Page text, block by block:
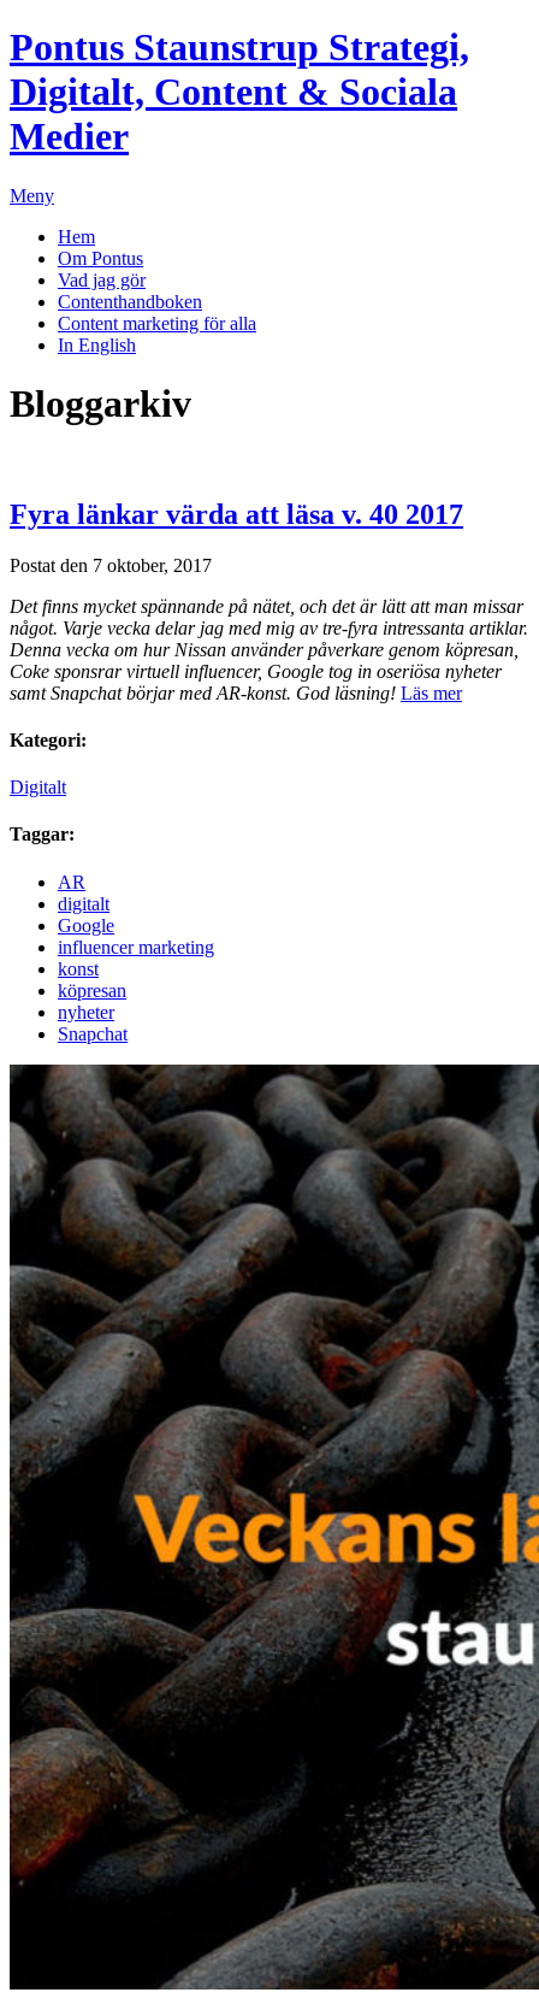
Pontus Staunstrup Strategi,
Digitalt, Content & Sociala
Medier
Meny
Hem
Om Pontus
Vad jag gör
Contenthandboken
Content marketing för alla
In English
Bloggarkiv
Fyra länkar värda att läsa v. 40 2017
Postat den 7 oktober, 2017
Det finns mycket spännande på nätet, och det är lätt att man missar
något. Varje vecka delar jag med mig av tre-fyra intressanta artiklar.
Denna vecka om hur Nissan använder påverkare genom köpresan,
Coke sponsrar virtuell influencer, Google tog in oseriösa nyheter
samt Snapchat börjar med AR-konst. God läsning! Läs mer
Kategori:
Digitalt
Taggar:
AR
digitalt
Google
influencer marketing
konst
köpresan
nyheter
Snapchat